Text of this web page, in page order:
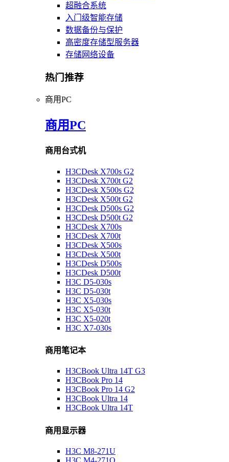
超融合系统
入门级智能存储
数据备份与保护
高密度存储型服务器
存储网络设备
热门推荐
商用PC
商用PC
商用台式机
H3CDesk X700s G2
H3CDesk X700t G2
H3CDesk X500s G2
H3CDesk X500t G2
H3CDesk D500s G2
H3CDesk D500t G2
H3CDesk X700s
H3CDesk X700t
H3CDesk X500s
H3CDesk X500t
H3CDesk D500s
H3CDesk D500t
H3C D5-030s
H3C D5-030t
H3C X5-030s
H3C X5-030t
H3C X5-020t
H3C X7-030s
商用笔记本
H3CBook Ultra 14T G3
H3CBook Pro 14
H3CBook Pro 14 G2
H3CBook Ultra 14
H3CBook Ultra 14T
商用显示器
H3C M8-271U
H3C M4-271Q